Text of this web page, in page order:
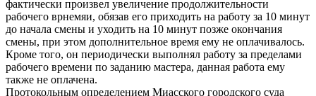
фактически произвел увеличение продолжительности
рабочего врнемяи, обязав его приходить на работу за 10 минут
до начала смены и уходить на 10 минут позже окончания
смены, при этом дополнительное время ему не оплачивалось.
Кроме того, он периодически выполнял работу за пределами
рабочего времени по заданию мастера, данная работа ему
также не оплачена.
Протокольным определением Миасского городского суда